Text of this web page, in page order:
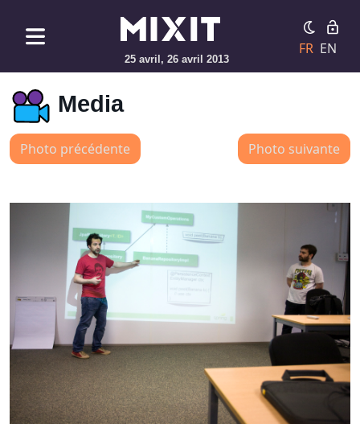
25 avril, 26 avril 2013
FR EN
Media
Photo précédente Photo suivante